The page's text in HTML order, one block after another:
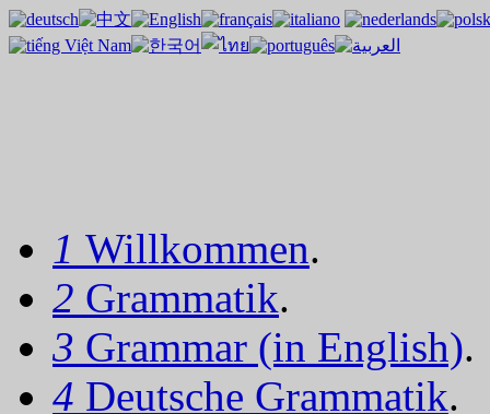
1 Willkommen.
2 Grammatik.
3 Grammar (in English).
4 Deutsche Grammatik.